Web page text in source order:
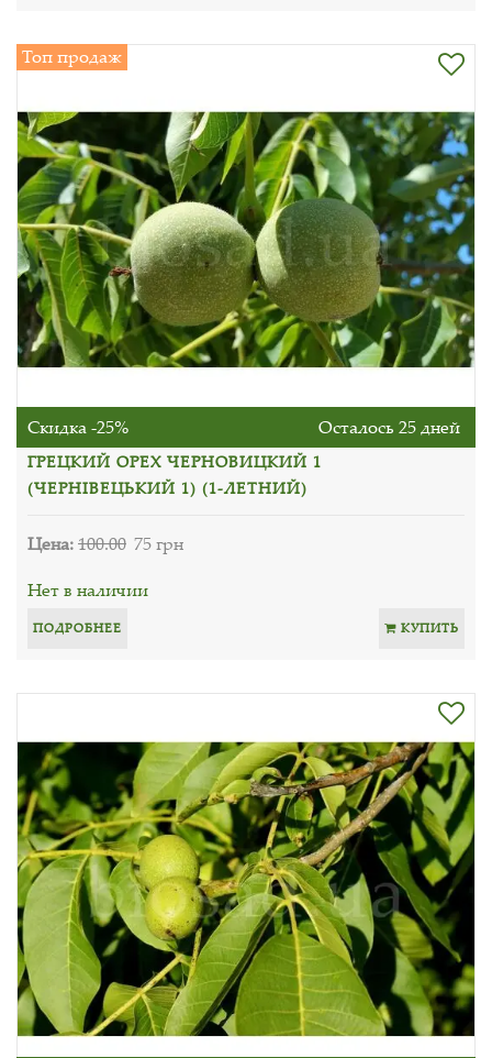
Топ продаж
Скидка -25% Осталось 25 дней
ГРЕЦКИЙ ОРЕХ ЧЕРНОВИЦКИЙ 1
(ЧЕРНІВЕЦЬКИЙ 1) (1-ЛЕТНИЙ)
Цена:100.00 75 грн
Нет в наличии
ПОДРОБНЕЕ КУПИТЬ